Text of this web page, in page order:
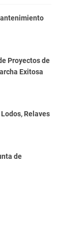
Proyectos de
Exitosa
Relaves
de